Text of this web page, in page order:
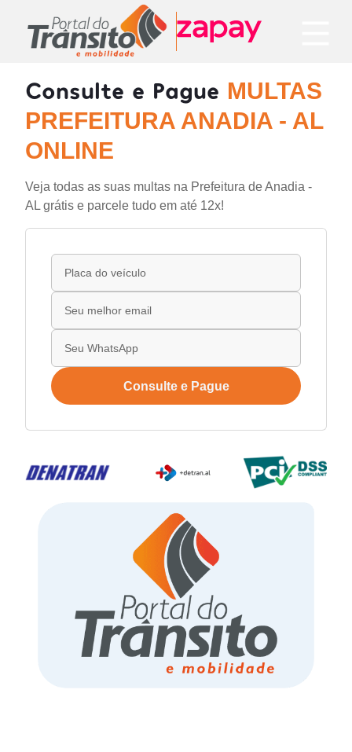
Consulte e Pague MULTAS
PREFEITURA ANADIA - AL
ONLINE
Veja todas as suas multas na Prefeitura de Anadia -
AL grátis e parcele tudo em até 12x!
Consulte e Pague